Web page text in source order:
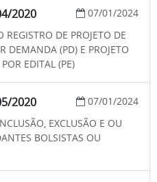
2020
07/01/2024
DE PROJETO DE
DEMANDA (PD) E PROJETO
EDITAL (PE)
2020
07/01/2024
EXCLUSÃO E OU
BOLSISTAS OU